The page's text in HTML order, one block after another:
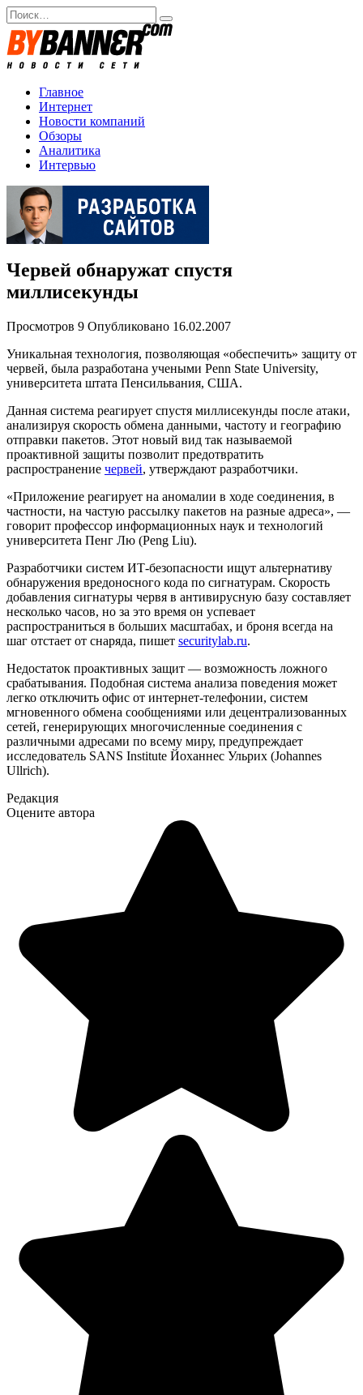
Перейти
к
содержанию
Search
for:
Главное
Интернет
Новости компаний
Обзоры
Аналитика
Интервью
Червей обнаружат спустя
миллисекунды
Просмотров 9 Опубликовано 16.02.2007
Уникальная технология, позволяющая «обеспечить» защиту от
червей, была разработана учеными Penn State University,
университета штата Пенсильвания, США.
Данная система реагирует спустя миллисекунды после атаки,
анализируя скорость обмена данными, частоту и географию
отправки пакетов. Этот новый вид так называемой
проактивной защиты позволит предотвратить
распространение червей, утверждают разработчики.
«Приложение реагирует на аномалии в ходе соединения, в
частности, на частую рассылку пакетов на разные адреса», —
говорит профессор информационных наук и технологий
университета Пенг Лю (Peng Liu).
Разработчики систем ИТ-безопасности ищут альтернативу
обнаружения вредоносного кода по сигнатурам. Скорость
добавления сигнатуры червя в антивирусную базу составляет
несколько часов, но за это время он успевает
распространиться в больших масштабах, и броня всегда на
шаг отстает от снаряда, пишет securitylab.ru.
Недостаток проактивных защит — возможность ложного
срабатывания. Подобная система анализа поведения может
легко отключить офис от интернет-телефонии, систем
мгновенного обмена сообщениями или децентрализованных
сетей, генерирующих многочисленные соединения с
различными адресами по всему миру, предупреждает
исследователь SANS Institute Йоханнес Ульрих (Johannes
Ullrich).
Редакция
Оцените автора